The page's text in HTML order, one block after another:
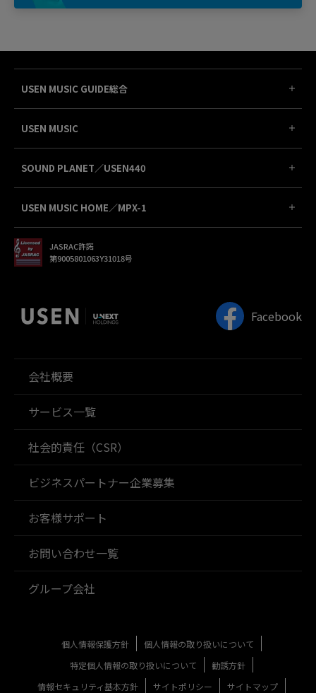
USEN MUSIC GUIDE総合
USEN MUSIC
SOUND PLANET／USEN440
USEN MUSIC HOME／MPX-1
JASRAC許諾
第9005801063Y31018号
Facebook
会社概要
サービス一覧
社会的責任（CSR）
ビジネスパートナー企業募集
お客様サポート
お問い合わせ一覧
グループ会社
個人情報保護方針
個人情報の取り扱いについて
特定個人情報の取り扱いについて
勧誘方針
情報セキュリティ基本方針
サイトポリシー サイトマップ